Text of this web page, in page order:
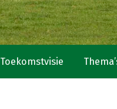
Toekomstvisie